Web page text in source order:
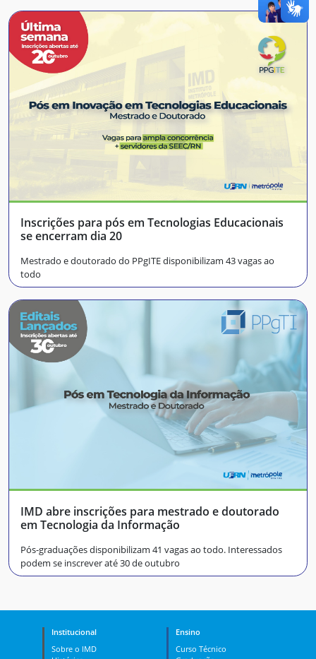
Inscrições para pós em Tecnologias Educacionais
se encerram dia 20
Mestrado e doutorado do PPgITE disponibilizam 43 vagas ao
todo
IMD abre inscrições para mestrado e doutorado
em Tecnologia da Informação
Pós-graduações disponibilizam 41 vagas ao todo. Interessados
podem se inscrever até 30 de outubro
Institucional
Sobre o IMD
Ensino
Curso Técnico